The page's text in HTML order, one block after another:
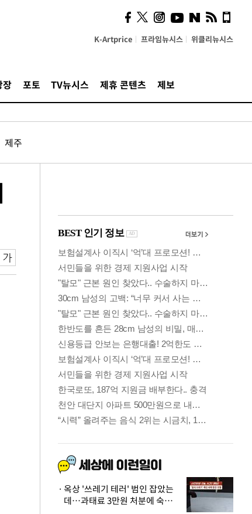
K-Artprice 프라임뉴시스 위클리뉴시스
장 포토 TV뉴시스 제휴 콘텐츠 제보
제주
시, 스마트폰 액세서리에
NFC 더했다
옥상 '쓰레기 테러' 범인 잡았는
데…과태료 3만원 처분에 숙박업